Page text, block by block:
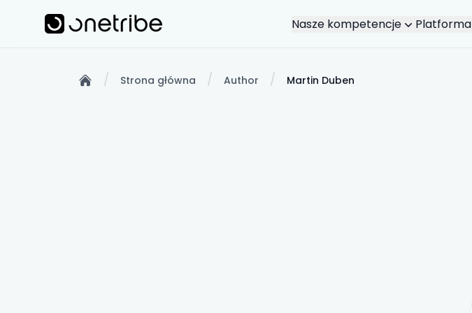
Onetribe
Nasze kompetencje Platforma
/ Strona główna / Author / Martin Duben